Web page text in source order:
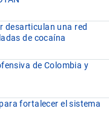
desarticulan una red
de cocaína
de Colombia y
fortalecer el sistema